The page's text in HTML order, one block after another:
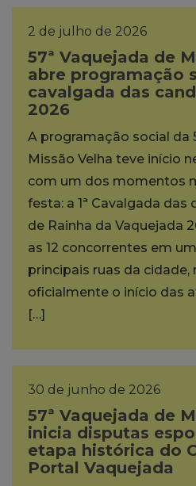
2 de julho de 2026
57ª Vaquejada de
abre programação
cavalgada das
2026
A programação social da
Missão Velha teve início
com um dos momentos
festa: a 1ª Cavalgada
de Rainha da Vaquejada
as 12 concorrentes em
principais ruas da cidade,
oficialmente o início das
[…]
30 de junho de 2026
57ª Vaquejada de
inicia disputas
etapa histórica do
Portal Vaquejada